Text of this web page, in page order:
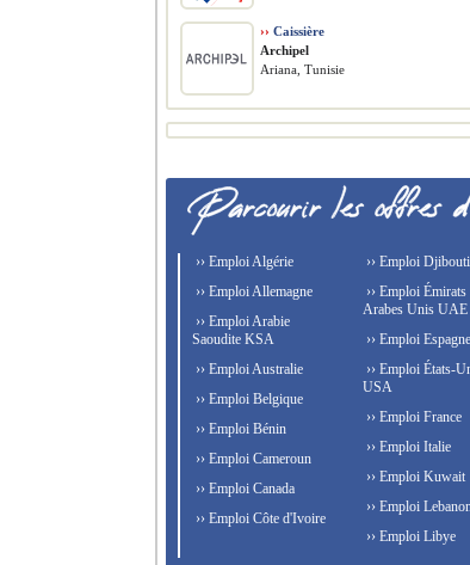
›› Caissière
Archipel
Ariana, Tunisie
›› Emploi Algérie
›› Emploi Allemagne
›› Emploi Arabie
Saoudite KSA
›› Emploi Australie
›› Emploi Belgique
›› Emploi Bénin
›› Emploi Cameroun
›› Emploi Canada
›› Emploi Côte d'Ivoire
›› Emploi Djibouti
›› Emploi Émirats
Arabes Unis UAE
›› Emploi Espagne
›› Emploi États-
USA
›› Emploi France
›› Emploi Italie
›› Emploi Kuwait
›› Emploi
›› Emploi Libye